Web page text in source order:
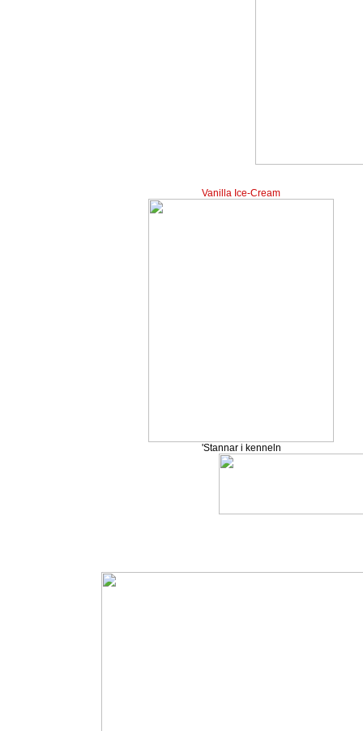
Vanilla Ice-Cream
'Stannar i kenneln